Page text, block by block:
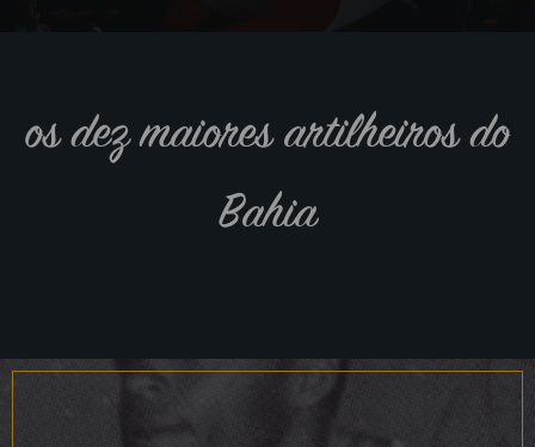
os dez maiores artilheiros do
Bahia